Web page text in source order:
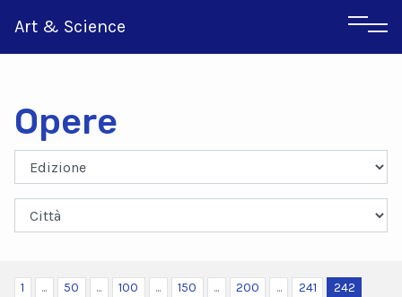
Art & Science
Greco
Opere
1 ... 50 ... 100 ... 150 ... 200 ... 241
242